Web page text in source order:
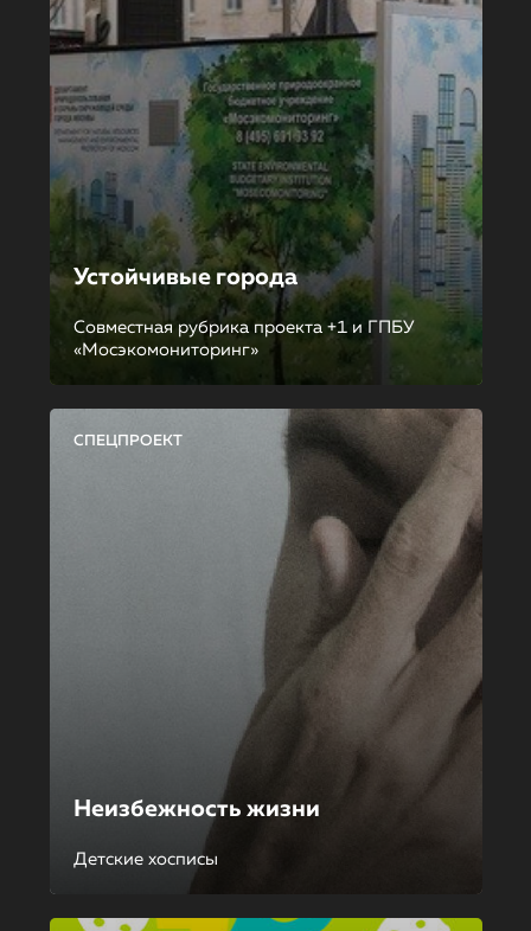
Устойчивые города
Совместная рубрика проекта +1 и ГПБУ
«Мосэкомониторинг»
СПЕЦПРОЕКТ
Неизбежность жизни
Детские хосписы